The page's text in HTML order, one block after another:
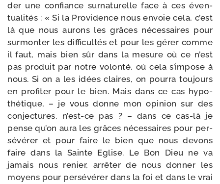
der une confiance sur­na­tu­relle face à ces éven­
tua­li­tés : « Si la Providence nous envoie cela, c’est
là que nous aurons les grâces néces­saires pour
sur­mon­ter les dif­fi­cul­tés et pour les gérer comme
il faut, mais bien sûr dans la mesure où ce n’est
pas pro­duit par notre volon­té, où cela s’impose à
nous. Si on a les idées claires, on pour­ra tou­jours
en pro­fi­ter pour le bien. Mais dans ce cas hypo­
thé­tique, – je vous donne mon opi­nion sur des
conjec­tures, n’est-ce pas ? – dans ce cas-​là je
pense qu’on aura les grâces néces­saires pour per­
sé­vé­rer et pour faire le bien que nous devons
faire dans la Sainte Eglise. Le Bon Dieu ne va
jamais nous renier, arrê­ter de nous don­ner les
moyens pour per­sé­vé­rer dans la foi et dans le vrai